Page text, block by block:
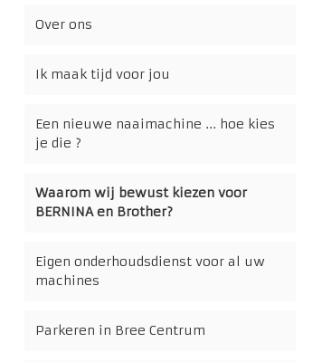
Over ons
Ik maak tijd voor jou
Een nieuwe naaimachine ... hoe kies
je die ?
Waarom wij bewust kiezen voor
BERNINA en Brother?
Eigen onderhoudsdienst voor al uw
machines
Parkeren in Bree Centrum